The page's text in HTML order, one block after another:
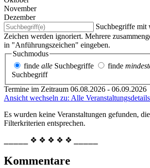
November
Dezember
Suchbegriffe mit
Zeichen werden ignoriert. Mehrere
in "Anführungszeichen" eingeben.
Suchmodus
finde alle Suchbegriffe finde
Suchbegriff
Termine im Zeitraum 06.08.2026 - 06.09.2026
Ansicht wechseln zu: Alle
Es wurden keine Veranstaltungen gefunden,
Filterkriterien entsprechen.
⎯⎯⎯⎯⎯ ❖ ❖ ❖ ❖ ❖ ⎯⎯⎯⎯⎯
Kommentare